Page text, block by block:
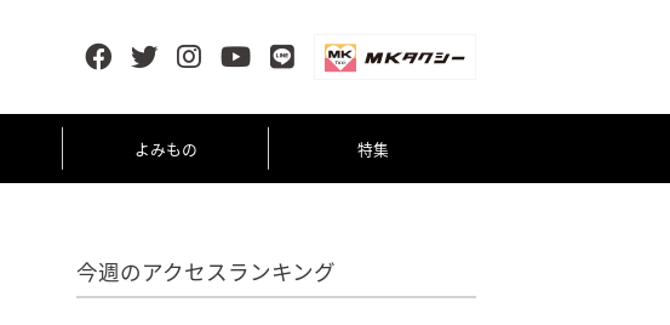
よみもの 特集
今週のアクセスランキング